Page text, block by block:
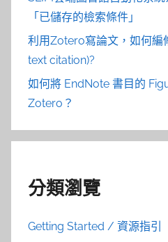
「已儲存的檢索條件」
利用Zotero寫論文，如何編
text citation)?
如何將 EndNote 書目的
Zotero？
分類瀏覽
Getting Started / 資源指引